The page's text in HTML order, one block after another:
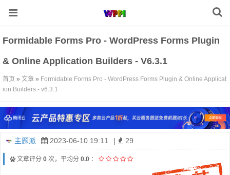
Formidable Forms Pro - WordPress Forms Plugin
& Online Application Builders - V6.3.1
首页 » 文章 » Formidable Forms Pro - WordPress Forms Plugin & Online Applicat
ion Builders - v6.3.1
主题派 2023-06-10 19:11 | 29
文章评分 0 次，平均分 0.0 ：